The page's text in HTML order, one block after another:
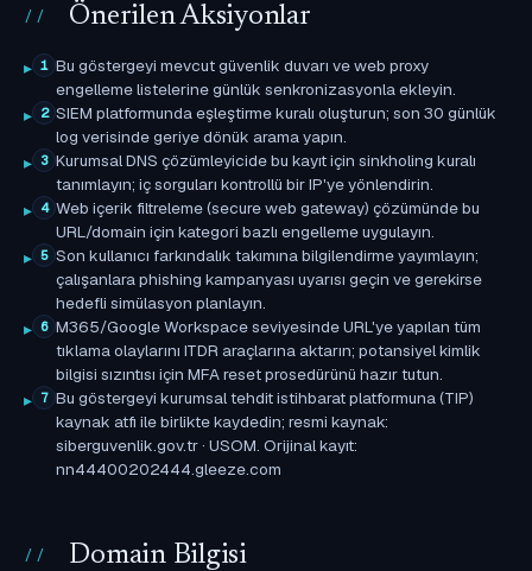
Önerilen Aksiyonlar
1 Bu göstergeyi mevcut güvenlik duvarı ve web proxy
engelleme listelerine günlük senkronizasyonla ekleyin.
2 SIEM platformunda eşleştirme kuralı oluşturun; son 30 günlük
log verisinde geriye dönük arama yapın.
3 Kurumsal DNS çözümleyicide bu kayıt için sinkholing kuralı
tanımlayın; iç sorguları kontrollü bir IP'ye yönlendirin.
4 Web içerik filtreleme (secure web gateway) çözümünde bu
URL/domain için kategori bazlı engelleme uygulayın.
5 Son kullanıcı farkındalık takımına bilgilendirme yayımlayın;
çalışanlara phishing kampanyası uyarısı geçin ve gerekirse
hedefli simülasyon planlayın.
6 M365/Google Workspace seviyesinde URL'ye yapılan tüm
tıklama olaylarını ITDR araçlarına aktarın; potansiyel kimlik
bilgisi sızıntısı için MFA reset prosedürünü hazır tutun.
7 Bu göstergeyi kurumsal tehdit istihbarat platformuna (TIP)
kaynak atfı ile birlikte kaydedin; resmi kaynak:
siberguvenlik.gov.tr · USOM. Orijinal kayıt:
nn44400202444.gleeze.com
Domain Bilgisi